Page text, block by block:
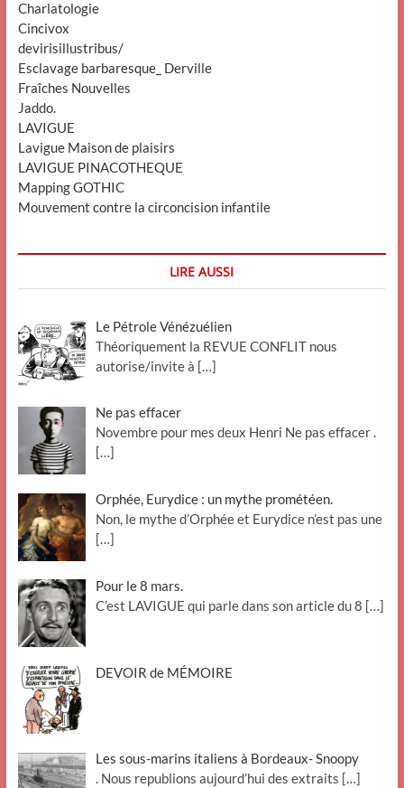
Charlatologie
Cincivox
devirisillustribus/
Esclavage barbaresque_ Derville
Fraîches Nouvelles
Jaddo.
LAVIGUE
Lavigue Maison de plaisirs
LAVIGUE PINACOTHEQUE
Mapping GOTHIC
Mouvement contre la circoncision infantile
LIRE AUSSI
Le Pétrole Vénézuélien
Théoriquement la REVUE CONFLIT nous
autorise/invite à […]
Ne pas effacer
Novembre pour mes deux Henri Ne pas effacer .
[…]
Orphée, Eurydice : un mythe prométéen.
Non, le mythe d’Orphée et Eurydice n’est pas une
[…]
Pour le 8 mars.
C’est LAVIGUE qui parle dans son article du 8 […]
DEVOIR de MÉMOIRE
Les sous-marins italiens à Bordeaux- Snoopy
. Nous republions aujourd’hui des extraits […]